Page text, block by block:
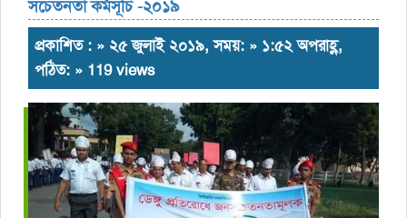
সচেতনতা কর্মসূচি -২০১৯
প্রকাশিত : » ২৫ জুলাই ২০১৯, সময়: » ১:৫২ অপরাহ্ণ,
পঠিত: » 119 views